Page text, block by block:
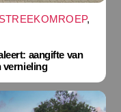
STREEKOMROEP,
aangifte van
vernieling